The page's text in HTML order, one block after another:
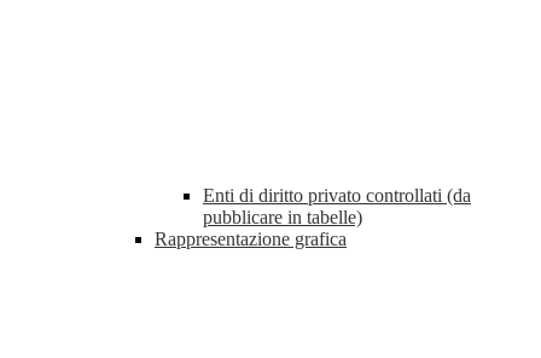
Enti di diritto privato controllati (da
pubblicare in tabelle)
Rappresentazione grafica